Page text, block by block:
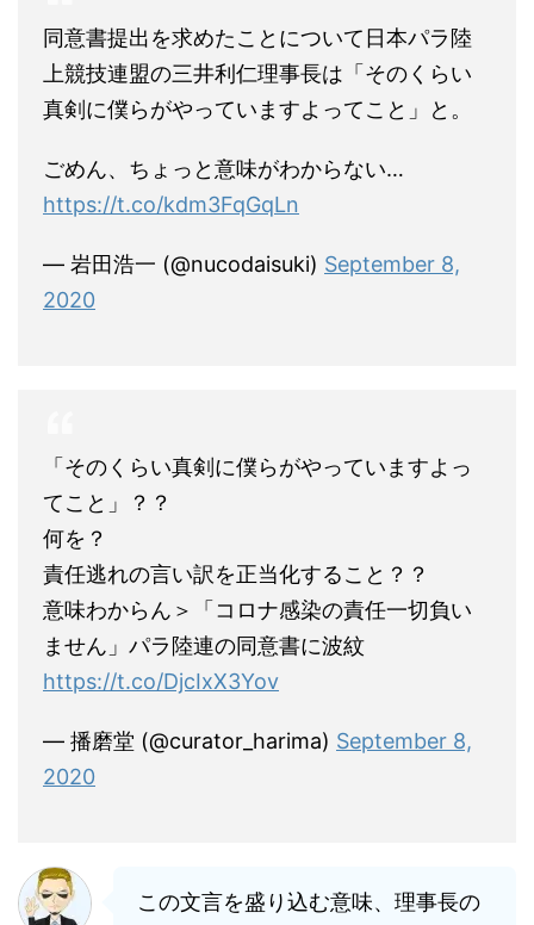
同意書提出を求めたことについて日本パラ陸
上競技連盟の三井利仁理事長は「そのくらい
真剣に僕らがやっていますよってこと」と。
ごめん、ちょっと意味がわからない…
https://t.co/kdm3FqGqLn
— 岩田浩一 (@nucodaisuki) September 8,
2020
「そのくらい真剣に僕らがやっていますよっ
てこと」？？
何を？
責任逃れの言い訳を正当化すること？？
意味わからん＞「コロナ感染の責任一切負い
ません」パラ陸連の同意書に波紋
https://t.co/DjcIxX3Yov
— 播磨堂 (@curator_harima) September 8,
2020
この文言を盛り込む意味、理事長の